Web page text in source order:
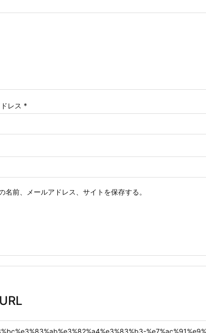
レス *
前、メールアドレス、サイトを保存する。